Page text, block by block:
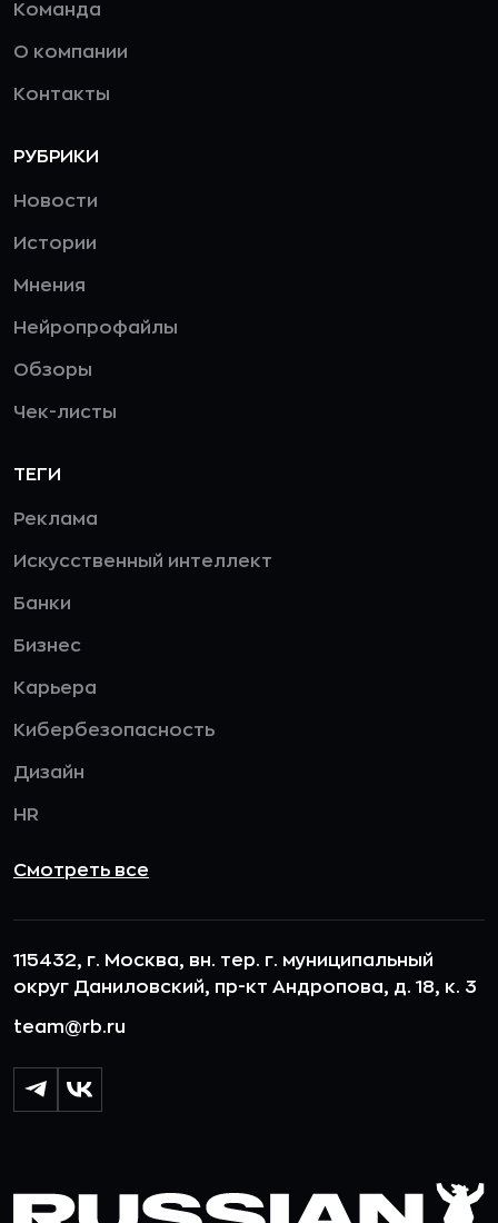
Команда
О компании
Контакты
РУБРИКИ
Новости
Истории
Мнения
Нейропрофайлы
Обзоры
Чек-листы
ТЕГИ
Реклама
Искусственный интеллект
Банки
Бизнес
Карьера
Кибербезопасность
Дизайн
HR
Смотреть все
115432, г. Москва, вн. тер. г. муниципальный
округ Даниловский, пр-кт Андропова, д. 18, к. 3
team@rb.ru